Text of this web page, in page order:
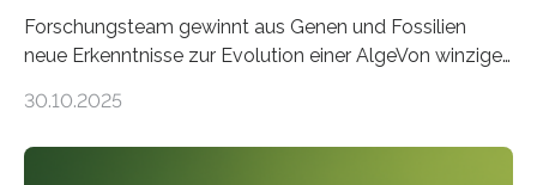
Forschungsteam gewinnt aus Genen und Fossilien
neue Erkenntnisse zur Evolution einer AlgeVon winzigen
Landpflanzen zählen zu den komplexesten
30.10.2025